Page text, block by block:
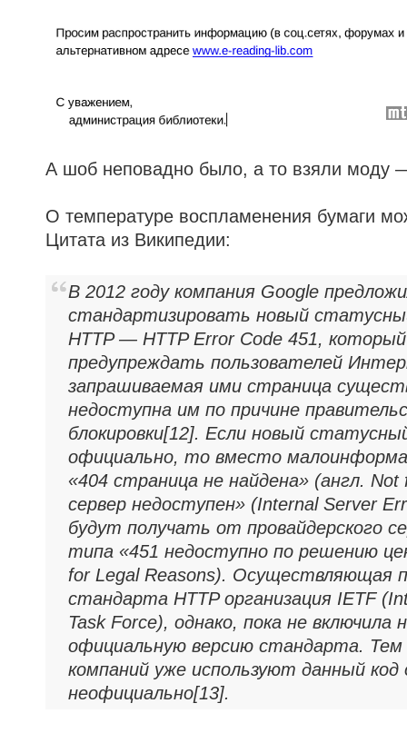
А шоб неповадно было, а то взяли моду
О температуре воспламенения бумаги
Цитата из Википедии:
В 2012 году компания Google
стандартизировать новый
HTTP — HTTP Error Code 451,
предупреждать пользователей
запрашиваемая ими страница
недоступна им по причине
блокировки[12]. Если новый
официально, то вместо
«404 страница не найдена» (англ. Not
сервер недоступен» (Internal Server
будут получать от провайдерского
типа «451 недоступно по решению
for Legal Reasons). Осуществляющая
стандарта HTTP организация IETF
Task Force), однако, пока не включила
официальную версию стандарта. Тем
компаний уже используют данный код
неофициально[13].